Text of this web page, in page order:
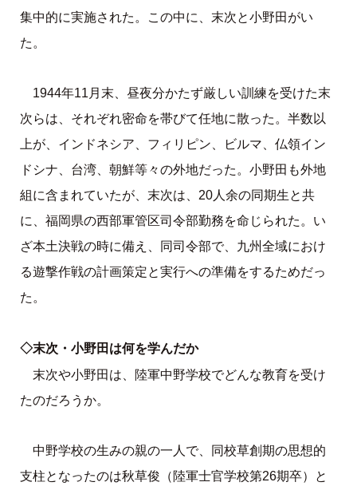
集中的に実施された。この中に、末次と小野田がい
た。
1944年11月末、昼夜分かたず厳しい訓練を受けた末
次らは、それぞれ密命を帯びて任地に散った。半数以
上が、インドネシア、フィリピン、ビルマ、仏領イン
ドシナ、台湾、朝鮮等々の外地だった。小野田も外地
組に含まれていたが、末次は、20人余の同期生と共
に、福岡県の西部軍管区司令部勤務を命じられた。い
ざ本土決戦の時に備え、同司令部で、九州全域におけ
る遊撃作戦の計画策定と実行への準備をするためだっ
た。
◇末次・小野田は何を学んだか
末次や小野田は、陸軍中野学校でどんな教育を受け
たのだろうか。
中野学校の生みの親の一人で、同校草創期の思想的
支柱となったのは秋草俊（陸軍士官学校第26期卒）と